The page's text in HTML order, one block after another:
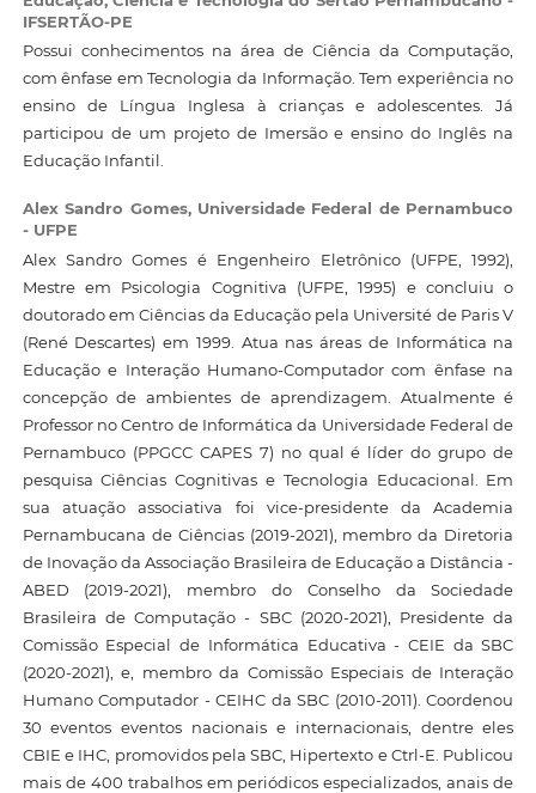
IFSERTÃO-PE
Possui conhecimentos na área de Ciência da Computação,
com ênfase em Tecnologia da Informação. Tem experiência no
ensino de Língua Inglesa à crianças e adolescentes. Já
participou de um projeto de Imersão e ensino do Inglês na
Educação Infantil.
Alex Sandro Gomes, Universidade Federal de Pernambuco
- UFPE
Alex Sandro Gomes é Engenheiro Eletrônico (UFPE, 1992),
Mestre em Psicologia Cognitiva (UFPE, 1995) e concluiu o
doutorado em Ciências da Educação pela Université de Paris V
(René Descartes) em 1999. Atua nas áreas de Informática na
Educação e Interação Humano-Computador com ênfase na
concepção de ambientes de aprendizagem. Atualmente é
Professor no Centro de Informática da Universidade Federal de
Pernambuco (PPGCC CAPES 7) no qual é líder do grupo de
pesquisa Ciências Cognitivas e Tecnologia Educacional. Em
sua atuação associativa foi vice-presidente da Academia
Pernambucana de Ciências (2019-2021), membro da Diretoria
de Inovação da Associação Brasileira de Educação a Distância -
ABED (2019-2021), membro do Conselho da Sociedade
Brasileira de Computação - SBC (2020-2021), Presidente da
Comissão Especial de Informática Educativa - CEIE da SBC
(2020-2021), e, membro da Comissão Especiais de Interação
Humano Computador - CEIHC da SBC (2010-2011). Coordenou
30 eventos eventos nacionais e internacionais, dentre eles
CBIE e IHC, promovidos pela SBC, Hipertexto e Ctrl-E. Publicou
mais de 400 trabalhos em periódicos especializados, anais de